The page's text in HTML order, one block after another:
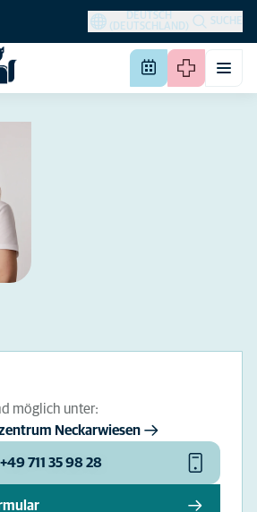
DEUTSCH
(DEUTSCHLAND)
SUCHE
möglich unter:
Neckarwiesen
711 35 98 28